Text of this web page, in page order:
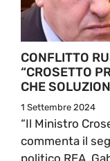
CONFLITTO
“CROSETTO
CHE
1 Settembre 2024
“Il Ministro
commenta il
politico REA,